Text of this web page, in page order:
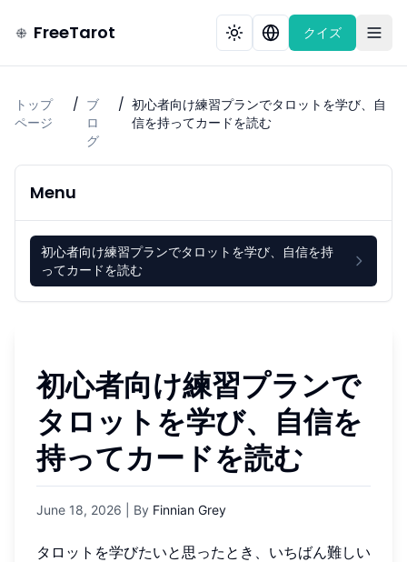
FreeTarot クイズ
トップ
ページ
/ ブ
ロ
グ
/ 初心者向け練習プランでタロットを学び、自
信を持ってカードを読む
Menu
初心者向け練習プランでタロットを学び、自信を持
ってカードを読む
初心者向け練習プランで
タロットを学び、自信を
持ってカードを読む
June 18, 2026 | By Finnian Grey
タロットを学びたいと思ったとき、いちばん難しい